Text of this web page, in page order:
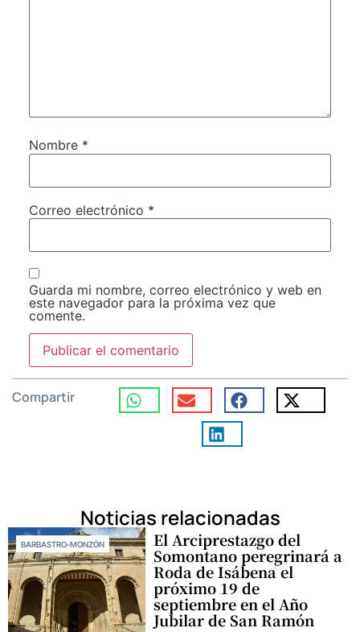
Nombre *
Correo electrónico *
Guarda mi nombre, correo electrónico y web en
este navegador para la próxima vez que
comente.
Compartir
Noticias relacionadas
BARBASTRO-MONZÓN El Arciprestazgo del
Somontano peregrinará a
Roda de Isábena el
próximo 19 de
septiembre en el Año
Jubilar de San Ramón